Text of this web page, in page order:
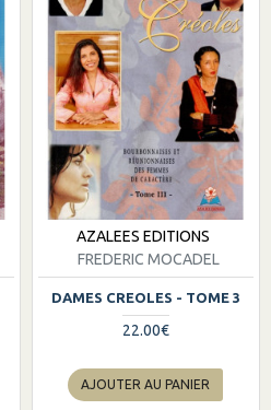
AZALEES EDITIONS
FREDERIC MOCADEL
DAMES CREOLES - TOME 3
22.00€
AJOUTER AU PANIER